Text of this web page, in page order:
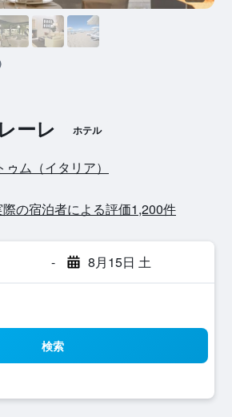
ーレ ホテル
ム​（イタリア​）​
の宿泊者による評価1,200​件
- 8月15日 土
検索